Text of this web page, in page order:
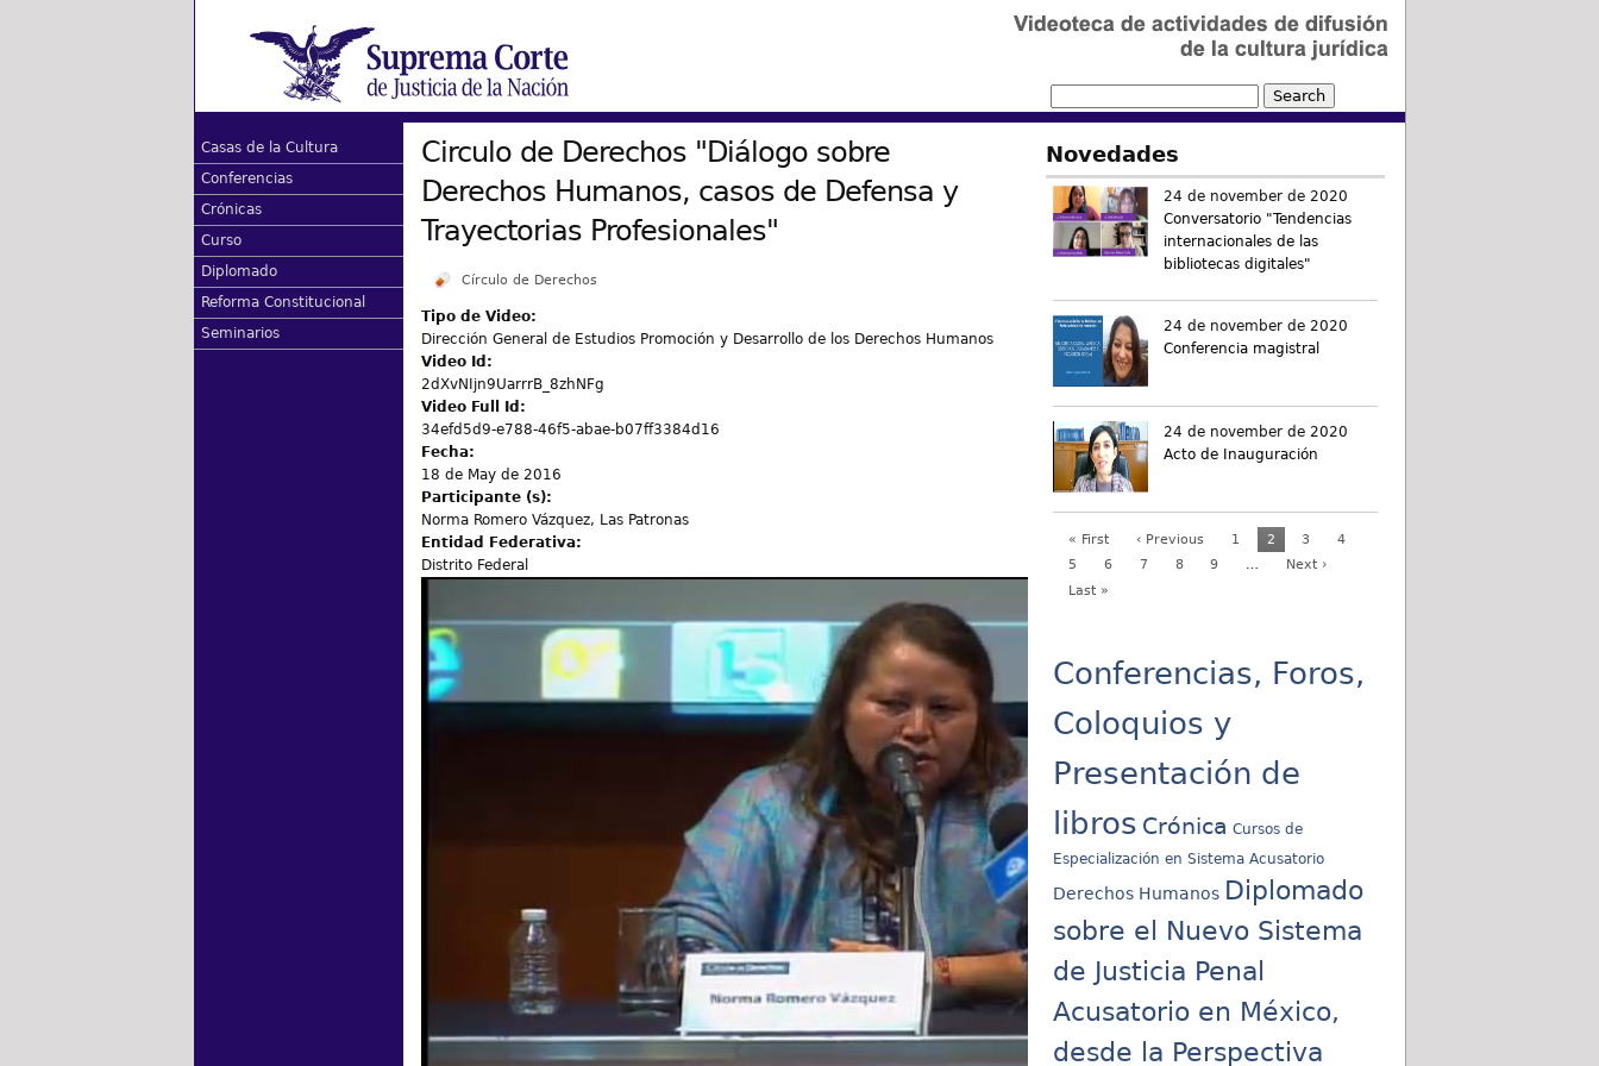
Casas de la Cultura
Conferencias
Crónicas
Curso
Diplomado
Reforma Constitucional
Seminarios
Circulo de Derechos "Diálogo sobre
Derechos Humanos, casos de Defensa y
Trayectorias Profesionales"
Círculo de Derechos
Tipo de Video:
Dirección General de Estudios Promoción y Desarrollo de los Derechos Humanos
Video Id:
2dXvNIjn9UarrrB_8zhNFg
Video Full Id:
34efd5d9-e788-46f5-abae-b07ff3384d16
Fecha:
18 de May de 2016
Participante (s):
Norma Romero Vázquez, Las Patronas
Entidad Federativa:
Distrito Federal
Novedades
24 de november de 2020
Conversatorio "Tendencias
internacionales de las
bibliotecas digitales"
24 de november de 2020
Conferencia magistral
24 de november de 2020
Acto de Inauguración
« First ‹ Previous 1 2 3
4
5
6 7 8 9 …
Next ›
Last »
Conferencias, Foros,
Coloquios y
Presentación de
libros Crónica Cursos de
Especialización en Sistema Acusatorio
Derechos Humanos Diplomado
sobre el Nuevo Sistema
de Justicia Penal
Acusatorio en México,
desde la Perspectiva